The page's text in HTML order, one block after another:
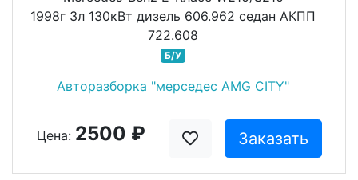
1998г 3л 130кВт дизель 606.962 седан АКПП
722.608
Б/У
Авторазборка "мерседес AMG CITY"
Цена: 2500 ₽ Заказать